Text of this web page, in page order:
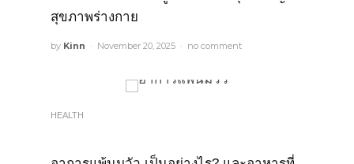
สุขภาพร่างกาย
by Kinn November 20, 2025 no comment
HEALTH